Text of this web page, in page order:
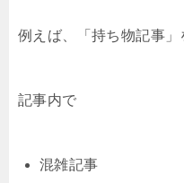
例えば、「持ち物記事」
記事内で
混雑記事